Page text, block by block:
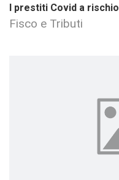
I prestiti Covid a rischio
Fisco e Tributi